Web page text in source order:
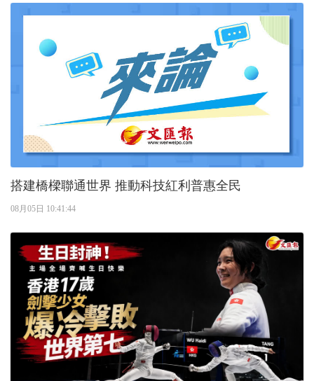
搭建橋樑聯通世界 推動科技紅利普惠全民
08月05日 10:41:44